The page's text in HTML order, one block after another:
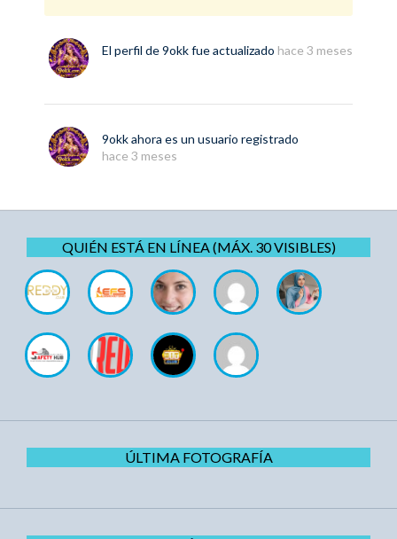
El perfil de9okkfue actualizado hace 3 meses
9okkahora es un usuario registrado
hace 3 meses
QUIÉN ESTÁ EN LÍNEA (MÁX. 30 VISIBLES)
ÚLTIMA FOTOGRAFÍA